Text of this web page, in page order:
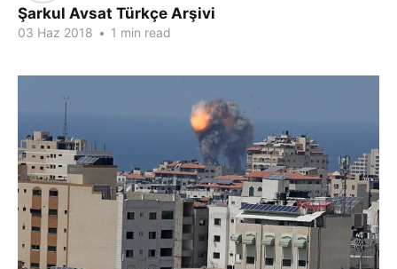
Şarkul Avsat Türkçe Arşivi
03 Haz 2018 • 1 min read